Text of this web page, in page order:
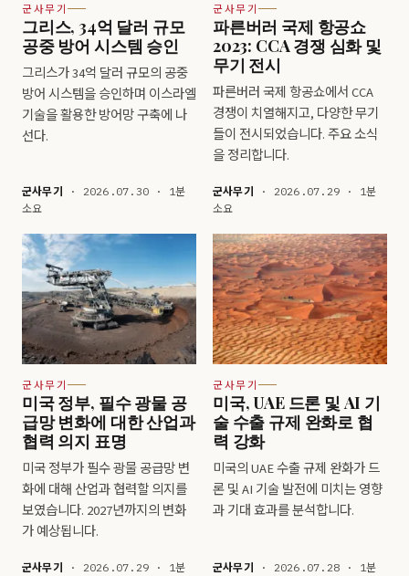
군사무기
그리스, 34억 달러 규모
공중 방어 시스템 승인
그리스가 34억 달러 규모의 공중
방어 시스템을 승인하며 이스라엘
기술을 활용한 방어망 구축에 나
선다.
군사무기 · 2026.07.30 · 1분
소요
군사무기
파른버러 국제 항공쇼
2023: CCA 경쟁 심화 및
무기 전시
파른버러 국제 항공쇼에서 CCA
경쟁이 치열해지고, 다양한 무기
들이 전시되었습니다. 주요 소식
을 정리합니다.
군사무기 · 2026.07.29 · 1분
소요
군사무기
미국 정부, 필수 광물 공
급망 변화에 대한 산업과
협력 의지 표명
미국 정부가 필수 광물 공급망 변
화에 대해 산업과 협력할 의지를
보였습니다. 2027년까지의 변화
가 예상됩니다.
군사무기
· 2026.07.29 · 1분
군사무기
미국, UAE 드론 및 AI 기
술 수출 규제 완화로 협
력 강화
미국의 UAE 수출 규제 완화가 드
론 및 AI 기술 발전에 미치는 영향
과 기대 효과를 분석합니다.
군사무기
· 2026.07.28 · 1분